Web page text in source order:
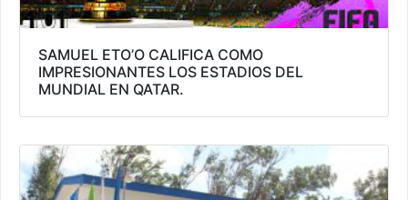
SAMUEL ETO’O CALIFICA COMO
IMPRESIONANTES LOS ESTADIOS DEL
MUNDIAL EN QATAR.